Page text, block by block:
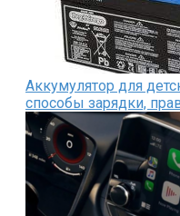
Аккумулятор для
способы зарядки,